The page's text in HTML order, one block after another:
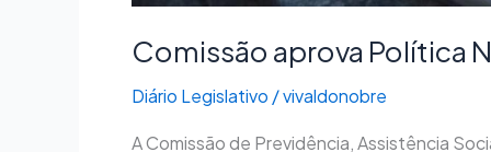
Comissão aprova Política
Diário Legislativo /vivaldonobre
A Comissão de Previdência, Assistência